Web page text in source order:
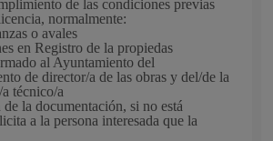
de las condiciones previas
normalmente:
o avales
en Registro de la propiedas
al Ayuntamiento del
de director/a de las obras y del/de la
técnico/a
la documentación, si no está
a la persona interesada que la